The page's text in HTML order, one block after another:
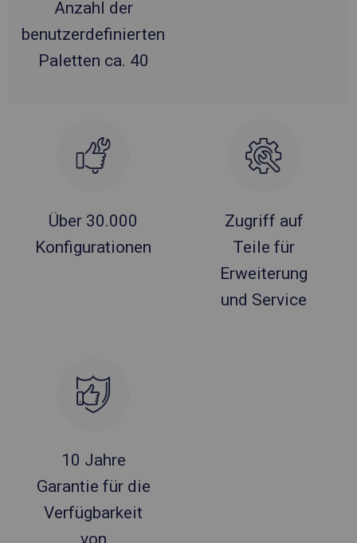
Anzahl der
benutzerdefinierten
Paletten ca. 40
Über 30.000
Konfigurationen
Zugriff auf
Teile für
Erweiterung
und Service
10 Jahre
Garantie für die
Verfügbarkeit
von